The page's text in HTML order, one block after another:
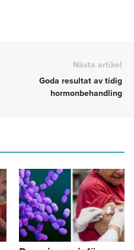
Nästa artikel
Goda resultat av tidig
hormonbehandling